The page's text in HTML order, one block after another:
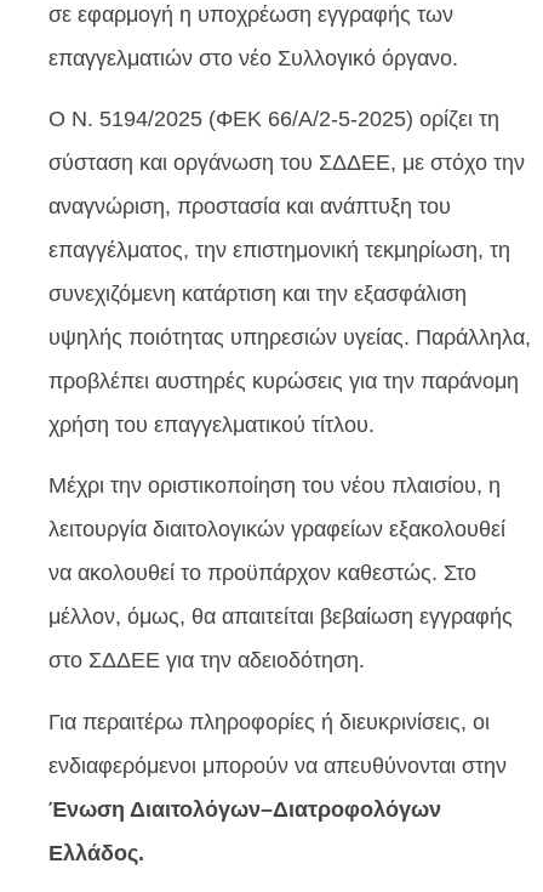
σε εφαρμογή η υποχρέωση εγγραφής των
επαγγελματιών στο νέο Συλλογικό όργανο.
Ο Ν. 5194/2025 (ΦΕΚ 66/Α/2-5-2025) ορίζει τη
σύσταση και οργάνωση του ΣΔΔΕΕ, με στόχο την
αναγνώριση, προστασία και ανάπτυξη του
επαγγέλματος, την επιστημονική τεκμηρίωση, τη
συνεχιζόμενη κατάρτιση και την εξασφάλιση
υψηλής ποιότητας υπηρεσιών υγείας. Παράλληλα,
προβλέπει αυστηρές κυρώσεις για την παράνομη
χρήση του επαγγελματικού τίτλου.
Μέχρι την οριστικοποίηση του νέου πλαισίου, η
λειτουργία διαιτολογικών γραφείων εξακολουθεί
να ακολουθεί το προϋπάρχον καθεστώς. Στο
μέλλον, όμως, θα απαιτείται βεβαίωση εγγραφής
στο ΣΔΔΕΕ για την αδειοδότηση.
Για περαιτέρω πληροφορίες ή διευκρινίσεις, οι
ενδιαφερόμενοι μπορούν να απευθύνονται στην
Ένωση Διαιτολόγων–Διατροφολόγων
Ελλάδος.